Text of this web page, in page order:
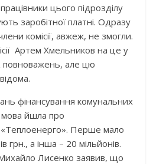
цього підрозділу
заробітної платні. Одразу
комісії, авжеж, не змогли.
Артем Хмельников на це у
повноважень, але цю
фінансування комунальних
мова йшла про
«Теплоенерго». Перше мало
грн., а інша – 20 мільйонів.
Михайло Лисенко заявив, що